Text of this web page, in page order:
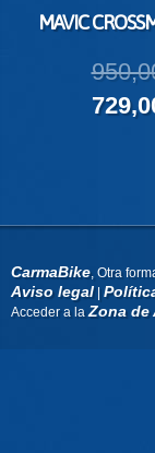
MAVIC
CarmaBike, Otra
Aviso legal|
Acceder a laZona de